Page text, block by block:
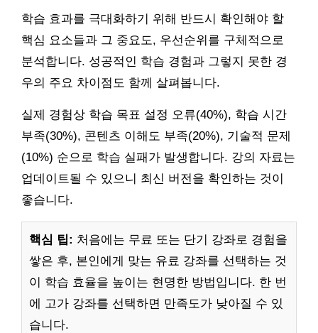
학습 효과를 극대화하기 위해 반드시 확인해야 할
핵심 요소들과 그 중요도, 우선순위를 구체적으로
분석합니다. 성공적인 학습 경험과 그렇지 못한 경
우의 주요 차이점도 함께 살펴봅니다.
실제 경험상 학습 목표 설정 오류(40%), 학습 시간
부족(30%), 콘텐츠 이해도 부족(20%), 기술적 문제
(10%) 순으로 학습 실패가 발생합니다. 강의 자료는
업데이트될 수 있으니 최신 버전을 확인하는 것이
좋습니다.
핵심 팁: 처음에는 무료 또는 단기 강좌로 경험을
쌓은 후, 본인에게 맞는 유료 강좌를 선택하는 것
이 학습 효율을 높이는 현명한 방법입니다. 한 번
에 고가 강좌를 선택하면 만족도가 낮아질 수 있
습니다.